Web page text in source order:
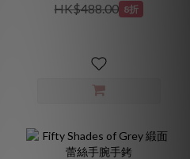
HK$488.00 8折